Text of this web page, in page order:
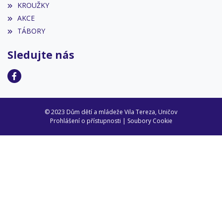
KROUŽKY
AKCE
TÁBORY
Sledujte nás
© 2023 Dům dětí a mládeže Vila Tereza, Uničov
Prohlášení o přístupnosti | Soubory Cookie